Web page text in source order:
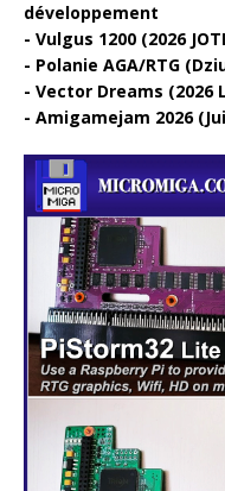
développement
Vulgus 1200 (2026
Polanie AGA/RTG
Vector Dreams (2026
Amigamejam 2026